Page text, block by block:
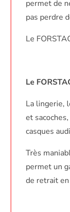
permet de
pas perdre
Le
Le
La lingerie,
et
casques
Très
permet un
de retrait en